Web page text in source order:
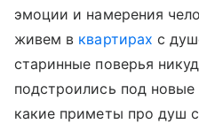
эмоции и намерения
живем в квартирах с
старинные поверья
подстроились под
какие приметы про душ